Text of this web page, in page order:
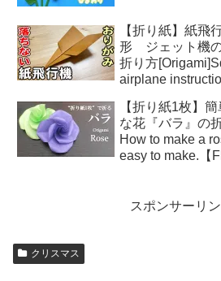
【折り紙】紙
形 ジェット機
折り方
airplane
【折り紙1枚】
な花『バラ』の
How to make a
easy to make.【
スポンサーリ
クリスマス